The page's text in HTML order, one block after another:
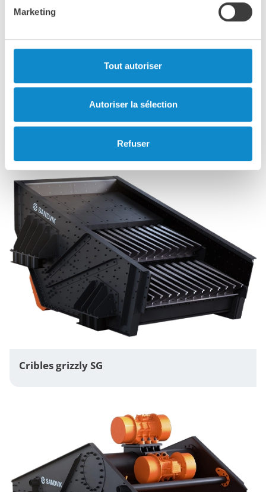
Marketing
Tout autoriser
Autoriser la sélection
Refuser
Cribles grizzly SG